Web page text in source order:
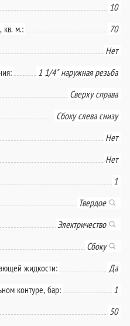
10
кв. м.:
70
Нет
1 1/4" наружная резьба
Сверху справа
Сбоку слева снизу
Нет
Нет
1
Твердое
Электричество
Сбоку
жидкости:
Да
контуре, бар:
1
50